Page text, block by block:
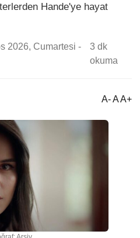
Hande'ye hayat
2026, Cumartesi -
3 dk
okuma
A- A A+